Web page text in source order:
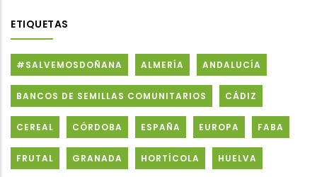
ETIQUETAS
#SALVEMOSDOÑANA ALMERÍA ANDALUCÍA
BANCOS DE SEMILLAS COMUNITARIOS CÁDIZ
CEREAL CÓRDOBA ESPAÑA EUROPA FABA
FRUTAL GRANADA HORTÍCOLA HUELVA